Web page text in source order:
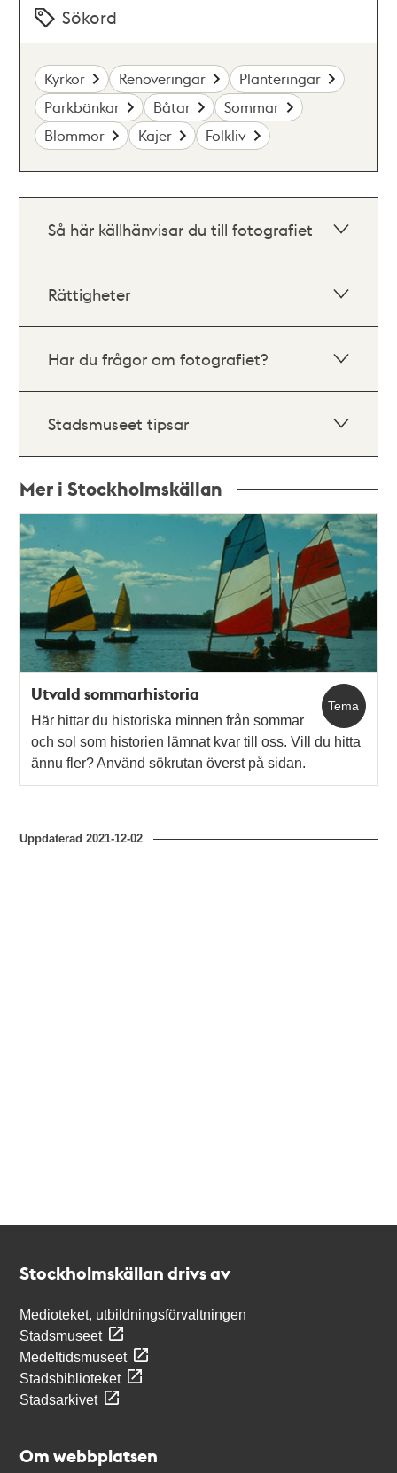
Sökord
Kyrkor Renoveringar
Planteringar
Parkbänkar
Båtar
Sommar
Blommor
Kajer Folkliv
Så här källhänvisar du till fotografiet
Rättigheter
Har du frågor om fotografiet?
Stadsmuseet tipsar
Mer i Stockholmskällan
Relaterade
poster
och
teman
Tema
Utvald sommarhistoria
Här hittar du historiska minnen från sommar
och sol som historien lämnat kvar till oss. Vill du hitta
ännu fler? Använd sökrutan överst på sidan.
Uppdaterad2021-12-02
Stockholmskällan drivs av
Medioteket, utbildningsförvaltningen
Stadsmuseet
Medeltidsmuseet
Stadsbiblioteket
Stadsarkivet
Om webbplatsen